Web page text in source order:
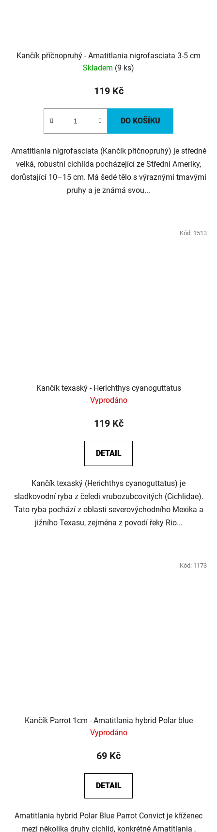
Kančík příčnopruhý - Amatitlania nigrofasciata 3-5 cm
Skladem (9 ks)
119 Kč
DO KOŠÍKU
Amatitlania nigrofasciata (Kančík příčnopruhý) je středně
velká, robustní cichlida pocházející ze Střední Ameriky,
dorůstající 10–15 cm. Má šedé tělo s výraznými tmavými
pruhy a je známá svou...
Kančík texaský - Herichthys cyanoguttatus
Vyprodáno
119 Kč
DETAIL
Kančík texaský (Herichthys cyanoguttatus) je
sladkovodní ryba z čeledi vrubozubcovitých (Cichlidae).
Tato ryba pochází z oblasti severovýchodního Mexika a
jižního Texasu, zejména z povodí řeky Rio...
Kód: 1513
Kančík Parrot 1cm - Amatitlania hybrid Polar blue
Vyprodáno
69 Kč
DETAIL
Amatitlania hybrid Polar Blue Parrot Convict je kříženec
mezi několika druhy cichlid, konkrétně Amatitlania ,
Kód: 1173